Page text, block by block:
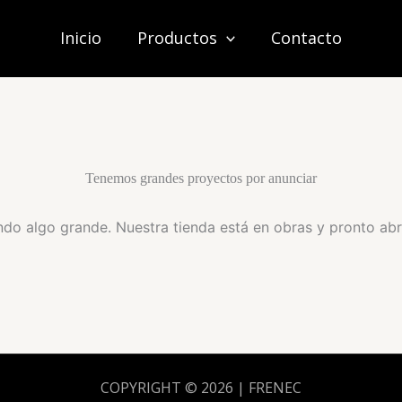
Inicio Productos Contacto
Tenemos grandes proyectos por anunciar
algo grande. Nuestra tienda está en obras y pronto
COPYRIGHT © 2026 | FRENEC